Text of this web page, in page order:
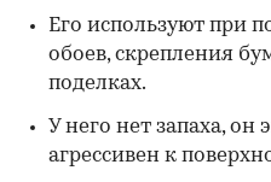
Его используют при
обоев, скрепления
поделках.
У него нет запаха, он
агрессивен к